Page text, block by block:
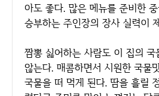
아도 좋다. 많은 메뉴를 준비한
승부하는 주인장의 장사 실력이
짬뽕 싫어하는 사람도 이 집의
않는다. 매콤하면서 시원한 국물
국물을 떠 먹게 된다. 땀을 흘릴